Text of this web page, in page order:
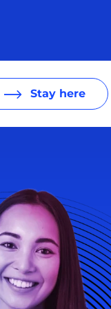
Stay here